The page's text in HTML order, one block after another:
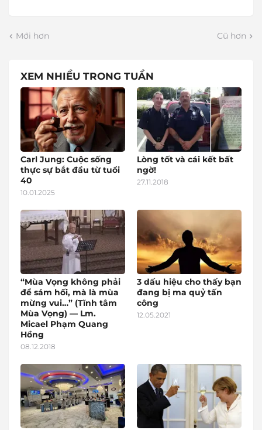
Mới hơn Cũ hơn
XEM NHIỀU TRONG TUẦN
Carl Jung: Cuộc sống
thực sự bắt đầu từ tuổi
40
10.01.2025
Lòng tốt và cái kết bất
ngờ!
27.11.2018
“Mùa Vọng không phải
để sám hối, mà là mùa
mừng vui…” (Tĩnh tâm
Mùa Vọng) — Lm.
Micael Phạm Quang
Hồng
08.12.2018
3 dấu hiệu cho thấy bạn
đang bị ma quỷ tấn
công
12.05.2021